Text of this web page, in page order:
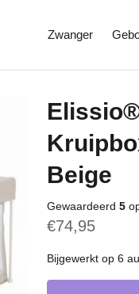
Zwanger
Beige
Gewaardeerd 5
€74,95
Bijgewerkt op 6